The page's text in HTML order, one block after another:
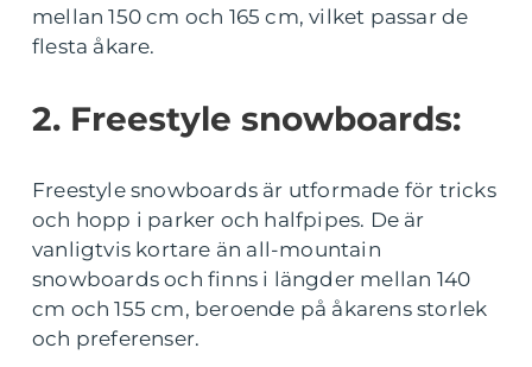
mellan 150 cm och 165 cm, vilket passar de
flesta åkare.
2. Freestyle snowboards:
Freestyle snowboards är utformade för tricks
och hopp i parker och halfpipes. De är
vanligtvis kortare än all-mountain
snowboards och finns i längder mellan 140
cm och 155 cm, beroende på åkarens storlek
och preferenser.